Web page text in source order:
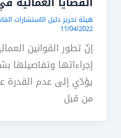
هيئة تحرير دليل الاستشارات
11/04/2022
إنّ تطور القوانين
إجراءاتها وتفاصيلها
يؤدّي إلى عدم القدرة
من قبل